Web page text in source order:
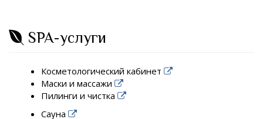
SPA-услуги
Косметологический кабинет
Маски и массажи
Пилинги и чистка
Сауна